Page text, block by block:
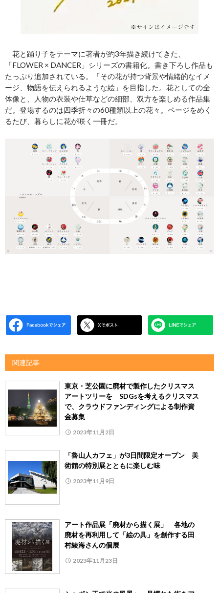
花と踊り子をテーマに著者が約3年描き続けてきた、
「FLOWER × DANCER」シリーズの書籍化。書き下ろし作品も
たっぷり追加されている。「その花が持つ背景や情緒的なイメ
ージ、物語を伝えられるような絵」を目指した。花としての全
体像と、人物の衣装や仕草などの細部、双方を楽しめる作品集
だ。登場するのは四季折々の60種類以上の花々。ページをめく
るたび、暮らしに花が咲く一冊だ。
関連記事
東京・芝公園に廃材で製作したクリスマス
アートツリーを SDGsを考えるクリスマス
で、クラウドファンディングによる制作資
金募集
2023年11月2日
「魯山人カフェ」が3日間限定オープン 美
術館の特別展とともに楽しむ味
2023年11月9日
アート作品展「廃材から描く展」 各地の
廃材を再利用して「絵の具」を創作する田
村綾海さんの個展
2023年11月23日